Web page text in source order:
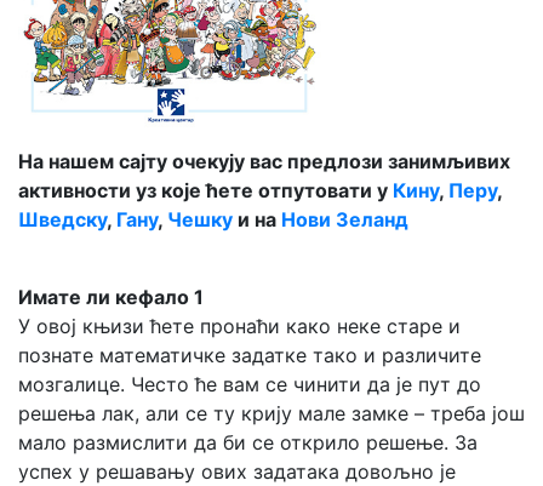
На нашем сајту очекују вас предлози занимљивих
активности уз које ћете отпутовати у Кину, Перу,
Шведску, Гану, Чешку и на Нови Зеланд
Имате ли кефало 1
У овој књизи ћете пронаћи како неке старе и
познате математичке задатке тако и различите
мозгалице. Често ће вам се чинити да је пут до
решења лак, али се ту крију мале замке – треба још
мало размислити да би се открило решење. За
успех у решавању ових задатака довољно је